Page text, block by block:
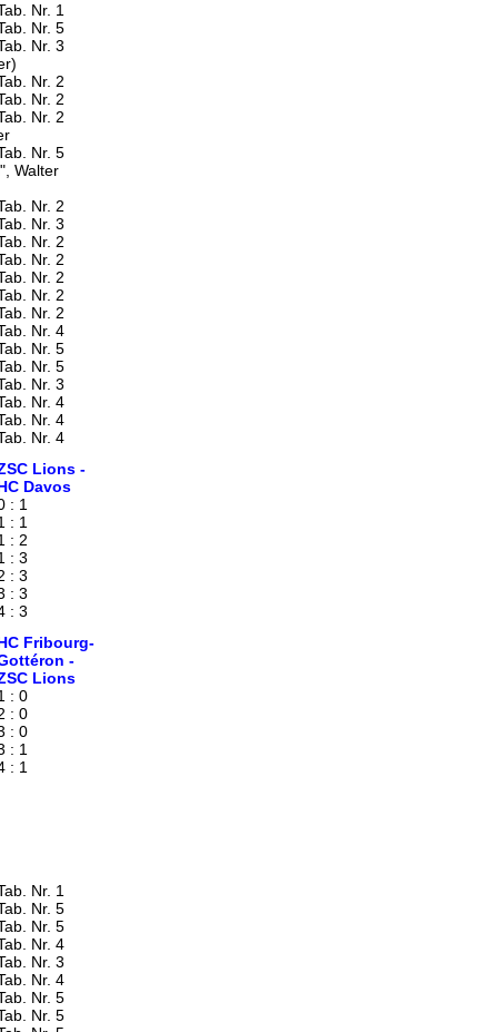
Nr. 1
Nr. 5
Nr. 3
Nr. 2
Nr. 2
Nr. 2
Nr. 5
Walter
Nr. 2
Nr. 3
Nr. 2
Nr. 2
Nr. 2
Nr. 2
Nr. 2
Nr. 4
Nr. 5
Nr. 5
Nr. 3
Nr. 4
Nr. 4
Nr. 4
Lions -
Davos
: 1
: 1
: 2
: 3
: 3
: 3
: 3
Fribourg-
-
Lions
: 0
: 0
: 0
: 1
: 1
Nr. 1
Nr. 5
Nr. 5
Nr. 4
Nr. 3
Nr. 4
Nr. 5
Nr. 5